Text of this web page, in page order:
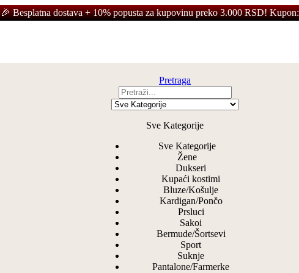
🎉 Besplatna dostava + 10% popusta za kupovinu preko 3.000 RSD!
Pretraga
Sve Kategorije
Sve Kategorije
Žene
Dukseri
Kupaći kostimi
Bluze/Košulje
Kardigan/Pončo
Prsluci
Sakoi
Bermude/Šortsevi
Sport
Suknje
Pantalone/Farmerke